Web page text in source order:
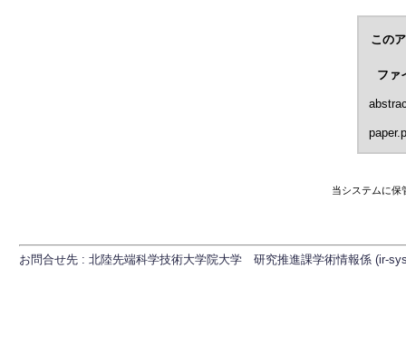
この
ファ
当システムに保
お問合せ先 : 北陸先端科学技術大学院大学 研究推進課学術情報係 (ir-